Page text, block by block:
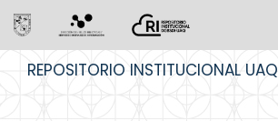
REPOSITORIO INSTITUCIONAL UAQ